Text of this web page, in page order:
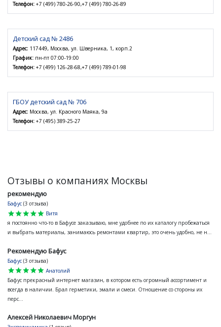
Телефон: +7 (499) 780-26-90,+7 (499) 780-26-89
Детский сад № 2486
Адрес: 117449, Москва, ул. Шверника, 1, корп.2
График: пн-пт 07:00-19:00
Телефон: +7 (499) 126-28-68,+7 (499) 789-01-98
ГБОУ детский сад № 706
Адрес: Москва, ул. Красного Маяка, 9а
Телефон: +7 (495) 389-25-27
Отзывы о компаниях Москвы
рекомендую
Бафус (3 отзыва)
star
star
star
star
star
Витя
я постоянно что-то в Бафусе заказываю, мне удобнее по их каталогу пробежаться
и выбрать материалы, занимаюсь ремонтами квартир, это очень удобно, не н...
Рекомендую Бафус
Бафус (3 отзыва)
star
star
star
star
star
Анатолий
Бафус прекрасный интернет магазин, в котором есть огромный ассортимент и
всегда в наличии. Брал герметики, эмали и смеси. Отношение со стороны их
перс...
Алексей Николаевич Моргун